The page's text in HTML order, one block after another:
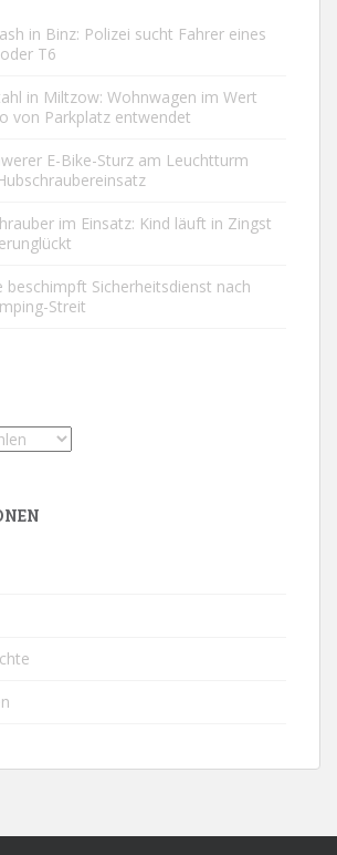
in Binz: Polizei sucht Fahrer eines
T6
in Miltzow: Wohnwagen im Wert
von Parkplatz entwendet
E-Bike-Sturz am Leuchtturm
im Einsatz: Kind läuft in Zingst
beschimpft Sicherheitsdienst nach
Streit